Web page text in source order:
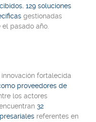
, 129 soluciones
gestionadas
pasado año.
fortalecida
proveedores de
los actores
32
referentes en